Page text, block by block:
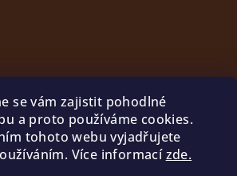
se vám zajistit pohodlné
a proto používáme cookies.
tohoto webu vyjadřujete
Více informacízde.